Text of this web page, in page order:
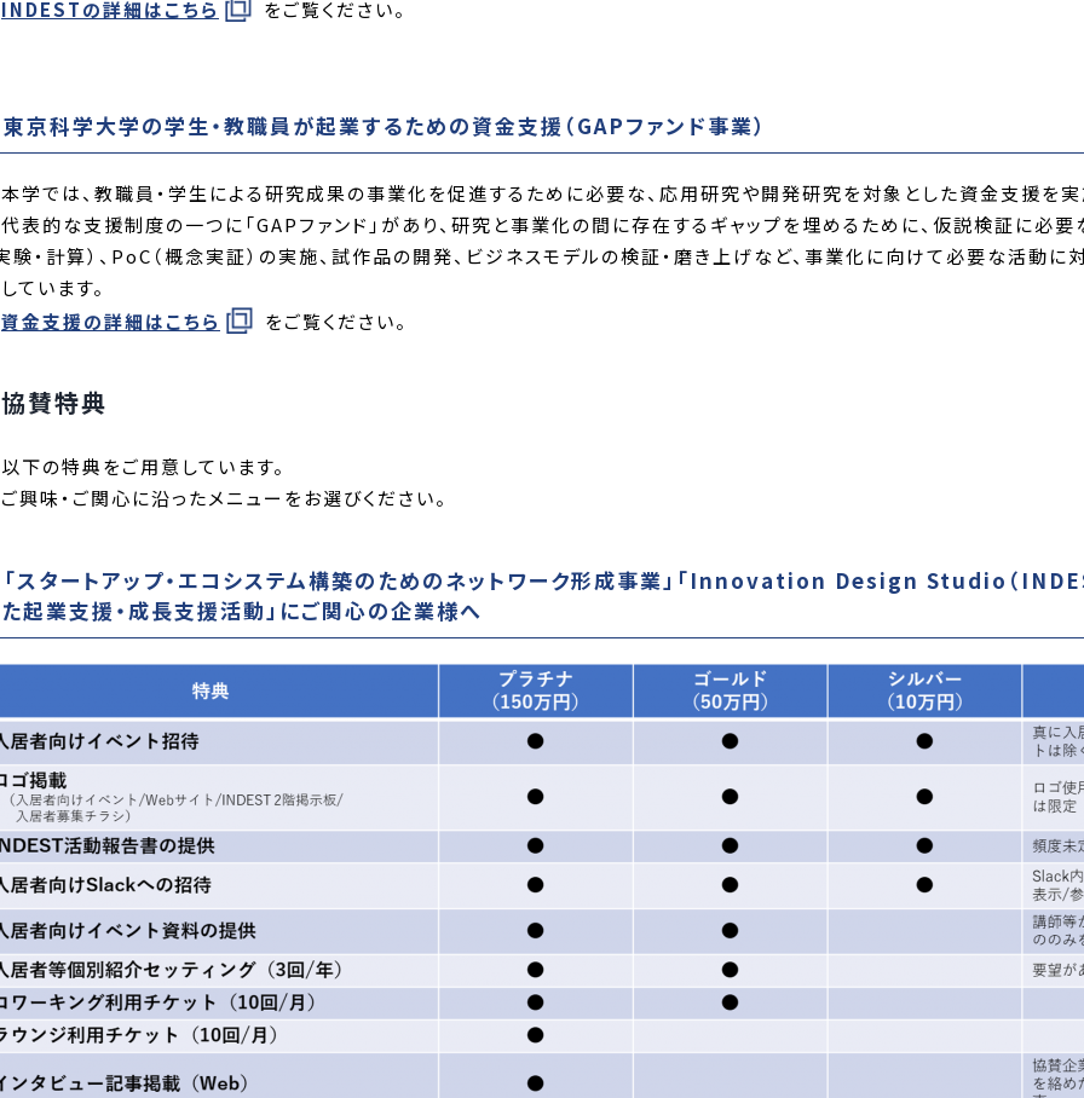
INDESTの詳細はこちら
をご覧ください。
京科学大学の学生・教職員が起業するための資金支援（GAPファンド事業）
では、教職員・学生による研究成果の事業化を促進するために必要な、応用研究や開発研究を対象とした資金支援を実
的な支援制度の一つに「GAPファンド」があり、研究と事業化の間に存在するギャップを埋めるために、仮説検証に必
験・計算）、PoC（概念実証）の実施、試作品の開発、ビジネスモデルの検証・磨き上げなど、事業化に向けて必要な活動に
ています。
資金支援の詳細はこちら
をご覧ください。
協賛特典
の特典をご用意しています。
味・ご関心に沿ったメニューをお選びください。
スタートアップ・エコシステム構築のためのネットワーク形成事業」「Innovation Design Studio（
起業支援・成長支援活動」にご関心の企業様へ